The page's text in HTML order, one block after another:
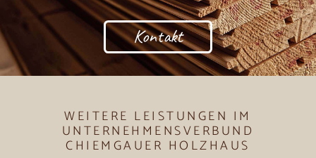
Kontakt
WEITERE LEISTUNGEN IM
UNTERNEHMENSVERBUND
CHIEMGAUER HOLZHAUS